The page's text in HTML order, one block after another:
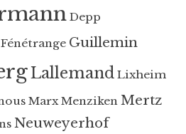
Depp
Fénétrange Guillemin
Lallemand Lixheim
Marx Menziken Mertz
Neuweyerhof